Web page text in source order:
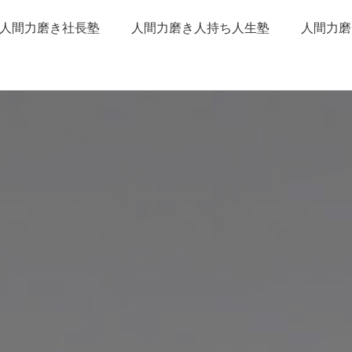
間力磨き社長塾 人間力磨き人持ち人生塾 人間力